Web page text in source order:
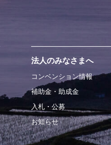
法人のみなさまへ
コンベンション情報
補助金・助成金
入札・公募
お知らせ